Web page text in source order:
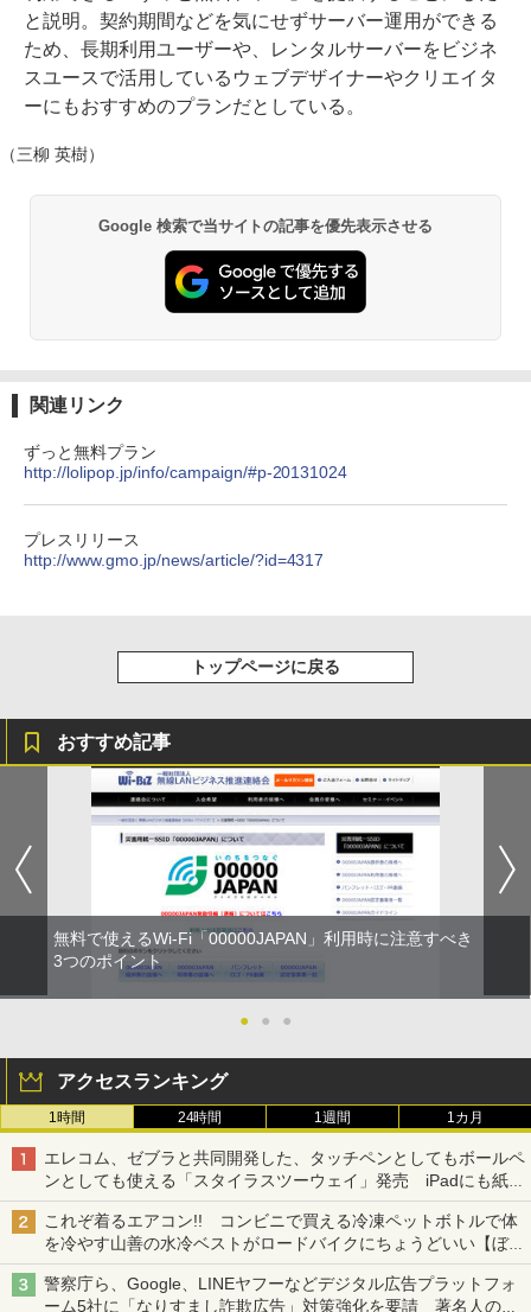
と説明。契約期間などを気にせずサーバー運用ができる
ため、長期利用ユーザーや、レンタルサーバーをビジネ
スユースで活用しているウェブデザイナーやクリエイタ
ーにもおすすめのプランだとしている。
（三柳 英樹）
Google 検索で当サイトの記事を優先表示させる
関連リンク
ずっと無料プラン
http://lolipop.jp/info/campaign/#p-20131024
プレスリリース
http://www.gmo.jp/news/article/?id=4317
トップページに戻る
おすすめ記事
無料で使えるWi-Fi「00000JAPAN」利用時に注意すべき
3つのポイント
● ● ●
アクセスランキング
1時間 24時間 1週間 1カ月
エレコム、ゼブラと共同開発した、タッチペンとしてもボールペ
ンとしても使える「スタイラスツーウェイ」発売 iPadにも紙に
も、持ち替えずに書き込める
これぞ着るエアコン!! コンビニで買える冷凍ペットボトルで体
を冷やす山善の水冷ベストがロードバイクにちょうどいい【ぼっ
ち・ざ・ろーど！その14】【空いた時間でなにしてる？】
警察庁ら、Google、LINEヤフーなどデジタル広告プラットフォ
ーム5社に「なりすまし詐欺広告」対策強化を要請 著名人の写